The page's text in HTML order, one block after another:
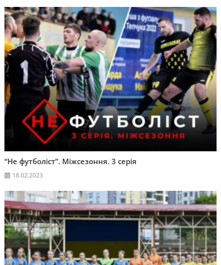
“Не футболіст”. Міжсезоння. 3 серія
18.02.2023